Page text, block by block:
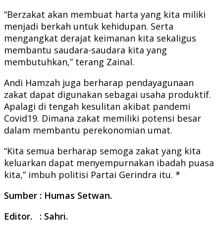
“Berzakat akan membuat harta yang kita miliki
menjadi berkah untuk kehidupan. Serta
mengangkat derajat keimanan kita sekaligus
membantu saudara-saudara kita yang
membutuhkan,” terang Zainal.
Andi Hamzah juga berharap pendayagunaan
zakat dapat digunakan sebagai usaha produktif.
Apalagi di tengah kesulitan akibat pandemi
Covid19. Dimana zakat memiliki potensi besar
dalam membantu perekonomian umat.
“Kita semua berharap semoga zakat yang kita
keluarkan dapat menyempurnakan ibadah puasa
kita,” imbuh politisi Partai Gerindra itu. *
Sumber : Humas Setwan.
Editor. : Sahri.